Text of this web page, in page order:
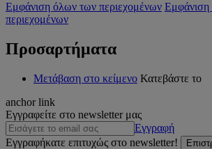
Εμφάνιση όλων των περιεχομένων
περιεχομένων
Προσαρτήματα
Μετάβαση στο κείμενο Κατεβάστε το
anchor link
Εγγραφείτε στο newsletter μας
Εγγραφή
Εγγραφήκατε επιτυχώς στο newsletter!